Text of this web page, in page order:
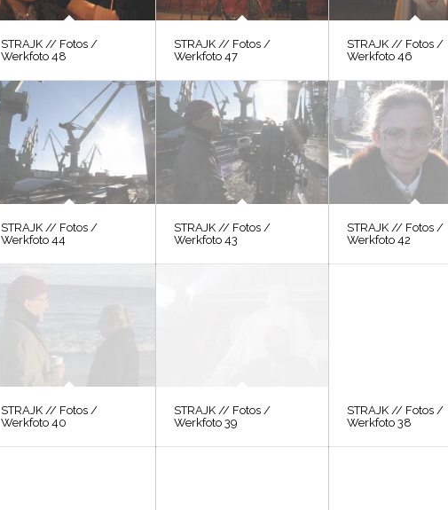
STRAJK // Fotos /
Werkfoto 48
STRAJK // Fotos /
Werkfoto 47
STRAJK // Fotos /
Werkfoto 46
STRAJK // Fotos /
Werkfoto 44
STRAJK // Fotos /
Werkfoto 43
STRAJK // Fotos /
Werkfoto 42
STRAJK // Fotos /
Werkfoto 40
STRAJK // Fotos /
Werkfoto 39
STRAJK // Fotos /
Werkfoto 38